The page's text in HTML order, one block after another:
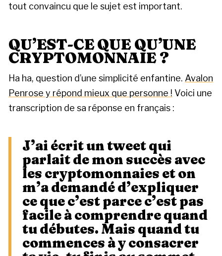
tout convaincu que le sujet est important.
QU’EST-CE QUE QU’UNE
CRYPTOMONNAIE ?
Ha ha, question d’une simplicité enfantine. Avalon
Penrose y répond mieux que personne ! Voici une
transcription de sa réponse en français :
J’ai écrit un tweet qui
parlait de mon succès avec
les cryptomonnaies et on
m’a demandé d’expliquer
ce que c’est parce c’est pas
facile à comprendre quand
tu débutes. Mais quand tu
commences à y consacrer